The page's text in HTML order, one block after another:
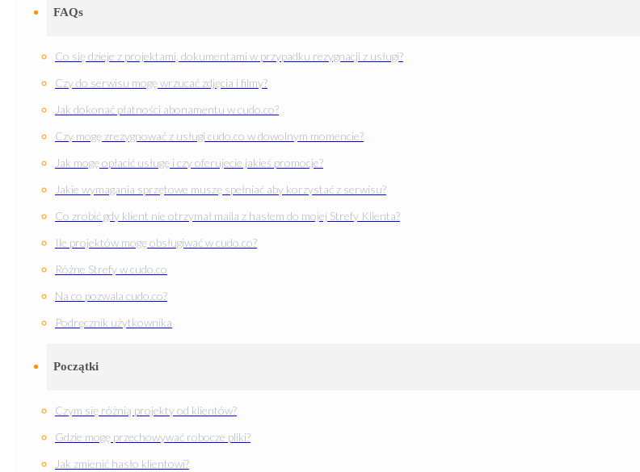
FAQs
Co się dzieje z projektami, dokumentami w przypadku rezygnacji z usługi?
Czy do serwisu mogę wrzucać zdjęcia i filmy?
Jak dokonać płatności abonamentu w cudo.co?
Czy mogę zrezygnować z usługi cudo.co w dowolnym momencie?
Jak mogę opłacić usługę i czy oferujecie jakieś promocje?
Jakie wymagania sprzętowe muszę spełniać aby korzystać z serwisu?
Co zrobić gdy klient nie otrzymał maila z hasłem do mojej Strefy Klienta?
Ile projektów mogę obsługiwać w cudo.co?
Różne Strefy w cudo.co
Na co pozwala cudo.co?
Podręcznik użytkownika
Początki
Czym się różnią projekty od klientów?
Gdzie mogę przechowywać robocze pliki?
Jak zmienić hasło klientowi?